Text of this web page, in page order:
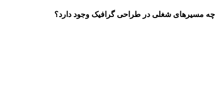
چه مسیرهای شغلی در طراحی گرافیک وجود دارد؟